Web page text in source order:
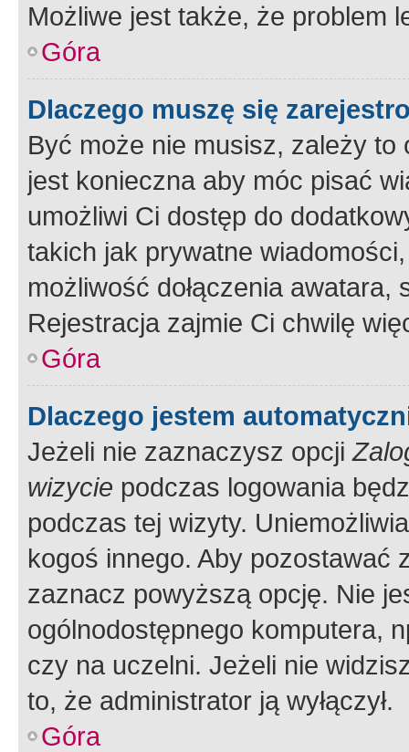
Możliwe jest także, że problem
Góra
Dlaczego muszę się
Być może nie musisz, zależy
jest konieczna aby móc pisać
umożliwi Ci dostęp do
takich jak prywatne
możliwość dołączenia
Rejestracja zajmie Ci chwilę
Góra
Dlaczego jestem
Jeżeli nie zaznaczysz opcji
wizycie podczas logowania
podczas tej wizyty.
kogoś innego. Aby pozostawać
zaznacz powyższą opcję. Nie
ogólnodostępnego komputera,
czy na uczelni. Jeżeli nie
to, że administrator ją wyłączył.
Góra